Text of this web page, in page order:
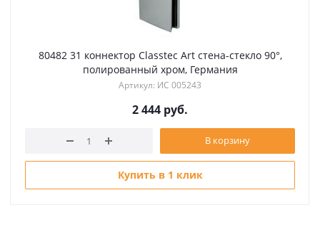
80482 31 коннектор Classtec Art стена-стекло 90°,
полированный хром, Германия
Артикул: ИС 005243
2 444 руб.
В корзину
Купить в 1 клик